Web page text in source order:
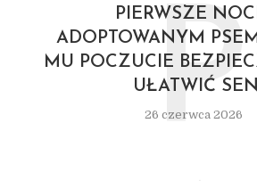
PIERWSZE
ADOPTOWANYM
MU POCZUCIE
UŁATWIĆ
26 czerwca 2026
P